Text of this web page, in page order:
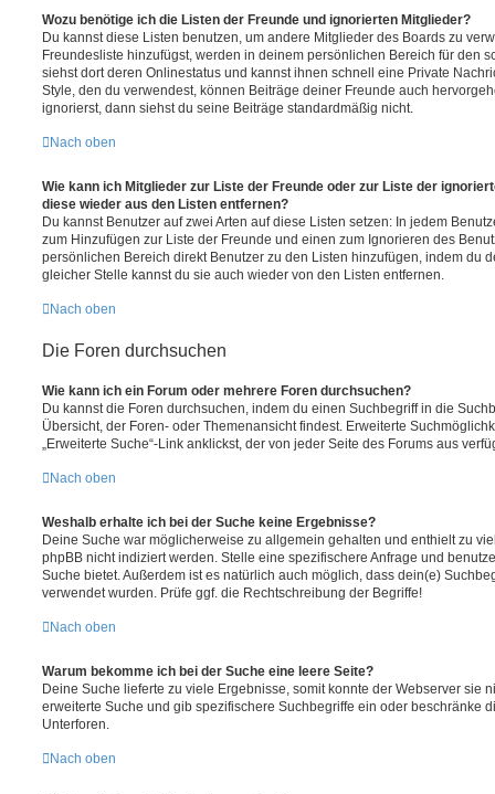
Wozu benötige ich die Listen der Freunde und ignorierten Mitglieder?
Du kannst diese Listen benutzen, um andere Mitglieder des Boards zu
Freundesliste hinzufügst, werden in deinem persönlichen Bereich für den
siehst dort deren Onlinestatus und kannst ihnen schnell eine Private
Style, den du verwendest, können Beiträge deiner Freunde auch
ignorierst, dann siehst du seine Beiträge standardmäßig nicht.
Nach oben
Wie kann ich Mitglieder zur Liste der Freunde oder zur Liste der
diese wieder aus den Listen entfernen?
Du kannst Benutzer auf zwei Arten auf diese Listen setzen: In jedem
zum Hinzufügen zur Liste der Freunde und einen zum Ignorieren des
persönlichen Bereich direkt Benutzer zu den Listen hinzufügen, indem du
gleicher Stelle kannst du sie auch wieder von den Listen entfernen.
Nach oben
Die Foren durchsuchen
Wie kann ich ein Forum oder mehrere Foren durchsuchen?
Du kannst die Foren durchsuchen, indem du einen Suchbegriff in die
Übersicht, der Foren- oder Themenansicht findest. Erweiterte
„Erweiterte Suche“-Link anklickst, der von jeder Seite des Forums aus
Nach oben
Weshalb erhalte ich bei der Suche keine Ergebnisse?
Deine Suche war möglicherweise zu allgemein gehalten und enthielt zu
phpBB nicht indiziert werden. Stelle eine spezifischere Anfrage und
Suche bietet. Außerdem ist es natürlich auch möglich, dass dein(e)
verwendet wurden. Prüfe ggf. die Rechtschreibung der Begriffe!
Nach oben
Warum bekomme ich bei der Suche eine leere Seite?
Deine Suche lieferte zu viele Ergebnisse, somit konnte der Webserver sie
erweiterte Suche und gib spezifischere Suchbegriffe ein oder beschränke
Unterforen.
Nach oben